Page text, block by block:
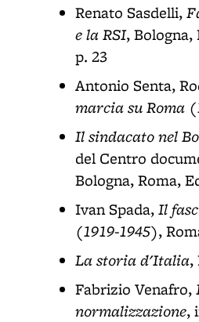
Renato Sasdelli,
e la RSI,
p. 23
Antonio Senta,
marcia su Roma
Il sindacato nel
del Centro
Bologna, Roma,
Ivan Spada,Il
(1919-1945),
La storia d'Italia,
Fabrizio Venafro,
normalizzazione,